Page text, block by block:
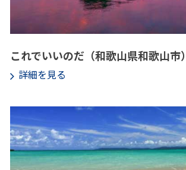
これでいいのだ（和歌山県和歌山市）
詳細を見る